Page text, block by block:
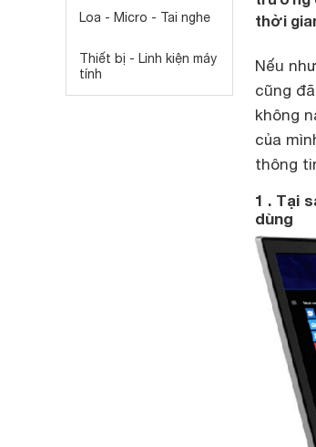
Loa - Micro - Tai nghe
Thiết bị - Linh kiện máy
tính
thời
Nếu
cũng
không
của
thông
1 . Tại
dùng